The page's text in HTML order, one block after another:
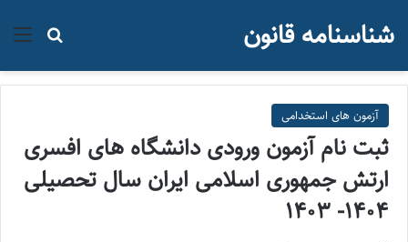
جستجو شناسنامه قانون
آزمون های استخدامی
ثبت نام آزمون ورودی دانشگاه های افسری
ارتش جمهوری اسلامی ایران سال تحصیلی
۱۴۰۴- ۱۴۰۳